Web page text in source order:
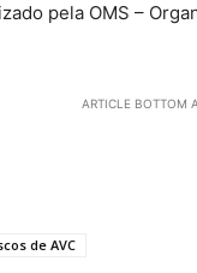
pela OMS –
ARTICLE BOTTOM
de AVC